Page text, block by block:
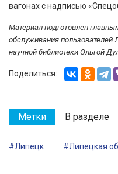
вагонах с надписью
Материал подготовлен
обслуживания пользователей
научной библиотеки Ольгой
Поделиться:
Метки В разделе
#Липецк #Липецкая